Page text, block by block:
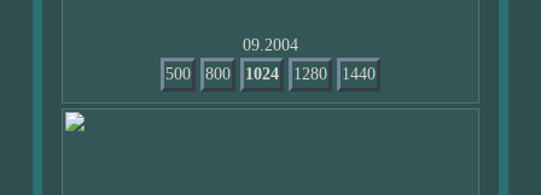
09.2004
500
800 1024 1280 1440